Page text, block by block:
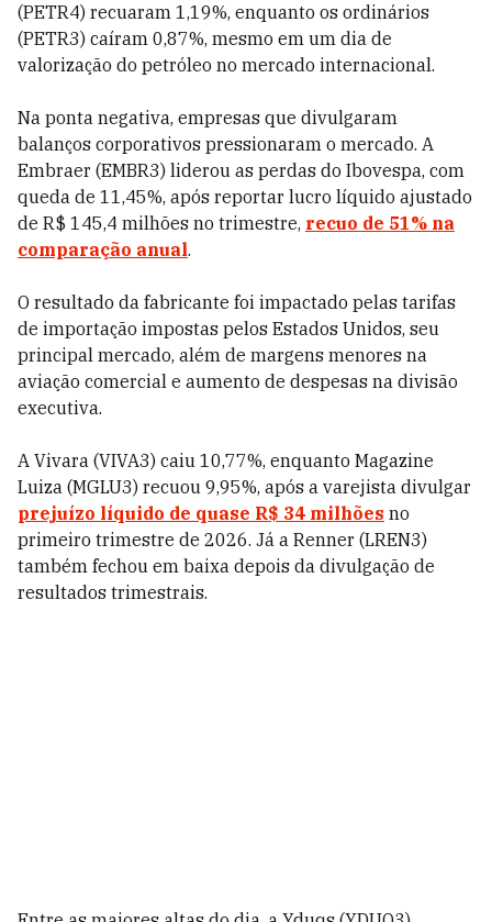
(PETR4) recuaram 1,19%, enquanto os ordinários
(PETR3) caíram 0,87%, mesmo em um dia de
valorização do petróleo no mercado internacional.
Na ponta negativa, empresas que divulgaram
balanços corporativos pressionaram o mercado. A
Embraer (EMBR3) liderou as perdas do Ibovespa, com
queda de 11,45%, após reportar lucro líquido ajustado
de R$ 145,4 milhões no trimestre, recuo de 51% na
comparação anual.
O resultado da fabricante foi impactado pelas tarifas
de importação impostas pelos Estados Unidos, seu
principal mercado, além de margens menores na
aviação comercial e aumento de despesas na divisão
executiva.
A Vivara (VIVA3) caiu 10,77%, enquanto Magazine
Luiza (MGLU3) recuou 9,95%, após a varejista divulgar
prejuízo líquido de quase R$ 34 milhões no
primeiro trimestre de 2026. Já a Renner (LREN3)
também fechou em baixa depois da divulgação de
resultados trimestrais.